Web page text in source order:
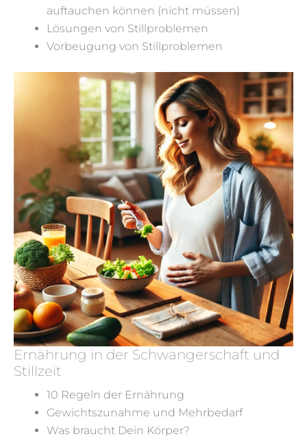
auftauchen können (nicht müssen)
Lösungen von Stillproblemen
Vorbeugung von Stillproblemen
Ernährung in der Schwangerschaft und
Stillzeit
10 Regeln der Ernährung
Gewichtszunahme und Mehrbedarf
Was braucht Dein Körper?